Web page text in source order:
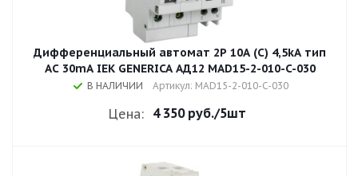
Дифференциальный автомат 2Р 10A (С) 4,5kA тип
AC 30mA IEK GENERICA АД12 MAD15-2-010-C-030
В НАЛИЧИИ Артикул: MAD15-2-010-C-030
Цена: 4 350 руб./5шт